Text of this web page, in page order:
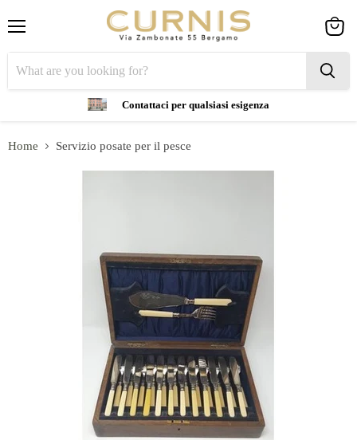
Contattaci per qualsiasi esigenza
cart
Home Servizio posate per il pesce